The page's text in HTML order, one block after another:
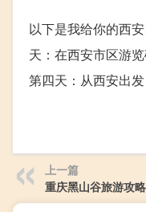
以下是我给你的西
天：在西安市区游
第四天：从西安出
上一篇
重庆黑山谷旅游攻略